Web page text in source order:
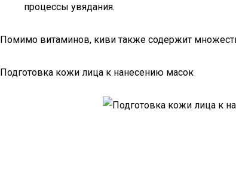
процессы увядания.
Помимо витаминов, киви также содержит
Подготовка кожи лица к нанесению масок